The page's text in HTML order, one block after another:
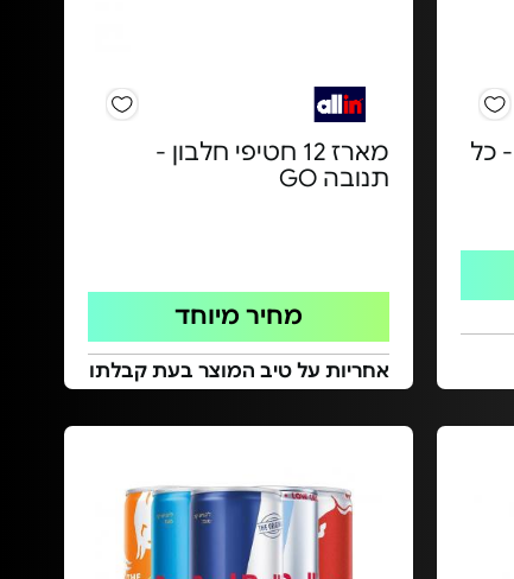
מארז Goom Complete - כל
מארז 12 חטיפי חלבון -
תנובה GO
מחיר מיוחד
אחריות על טיב המוצר בעת קבלתו